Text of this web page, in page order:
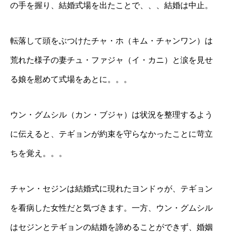
の手を握り、結婚式場を出たことで、、、結婚は中止。
転落して頭をぶつけたチャ・ホ（キム・チャンワン）は
荒れた様子の妻チュ・ファジャ（イ・カニ）と涙を見せ
る娘を慰めて式場をあとに。。。
ウン・グムシル（カン・ブジャ）は状況を整理するよう
に伝えると、テギョンが約束を守らなかったことに苛立
ちを覚え。。。
チャン・セジンは結婚式に現れたヨンドゥが、テギョン
を看病した女性だと気づきます。一方、ウン・グムシル
はセジンとテギョンの結婚を諦めることができず、婚姻